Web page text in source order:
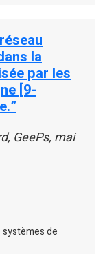
la
par les
[9-
GeePs, mai
de